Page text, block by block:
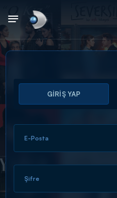
Arama
ARAMA SONUÇLARI
GİRİŞ YAP
E-Posta
Şifre